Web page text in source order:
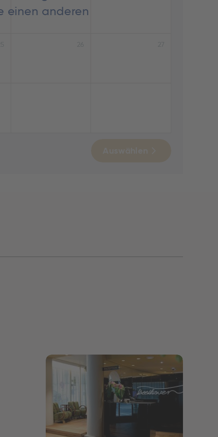
einen anderen
Bildergalerie öffnen